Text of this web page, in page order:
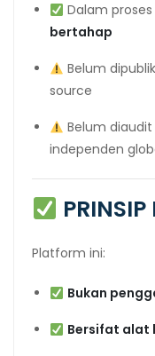
Dalam proses
bertahap
Belum
source
Belum
independen
Platform ini:
Bukan
Bersifat alat